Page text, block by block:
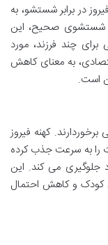
در برابر شستشو، به
شستشوی صحیح، این
چند فرزند، مورد
به معنای کاهش
است.
کهنه فیروز
را به سرعت جذب کرده
می کند. این
کودک و کاهش احتمال